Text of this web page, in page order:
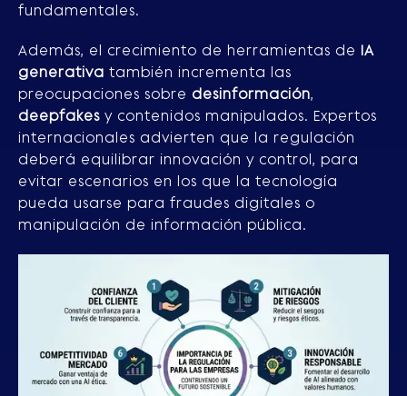
fundamentales.
Además, el crecimiento de herramientas de IA
generativa también incrementa las
preocupaciones sobre desinformación,
deepfakes y contenidos manipulados. Expertos
internacionales advierten que la regulación
deberá equilibrar innovación y control, para
evitar escenarios en los que la tecnología
pueda usarse para fraudes digitales o
manipulación de información pública.